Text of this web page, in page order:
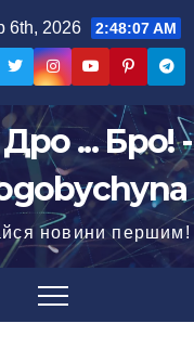
6th, 2026 2:48:08 AM
... Бро! -
новини першим!